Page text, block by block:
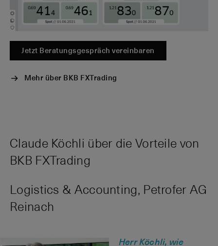
Jetzt Beratungsgespräch vereinbaren
Mehr über BKB FXTrading
Claude Köchli über die Vorteile von
BKB FXTrading
Logistics & Accounting, Petrofer AG
Reinach
Herr Köchli, wie